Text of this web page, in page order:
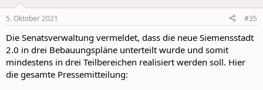
s
5. Oktober 2021 #35
Die Senatsverwaltung vermeldet, dass die neue Siemensstadt
2.0 in drei Bebauungspläne unterteilt wurde und somit
mindestens in drei Teilbereichen realisiert werden soll. Hier
die gesamte Pressemitteilung: